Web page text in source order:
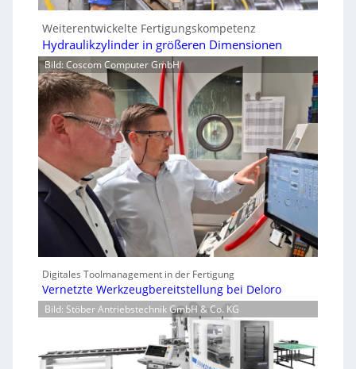
Weiterentwickelte Fertigungskompetenz
Hydraulikzylinder in größeren Dimensionen
Bild: Coscom Computer GmbH
Digitales Toolmanagement in der Fertigung
Vernetzte Werkzeugbereitstellung bei Deloro
Bild: Stöber Antriebstechnik GmbH & Co. KG